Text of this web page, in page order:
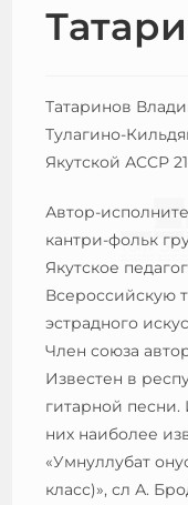
Татаринов
Тулагино-
Якутской АССР
Автор-
кантри-фольк
Якутское
Всероссийскую
эстрадного
Член союза
Известен в
гитарной
них наиболее
«Умнуллубат
класс)», сл А.